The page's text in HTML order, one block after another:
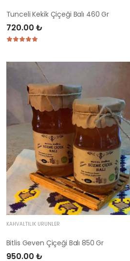
Tunceli Kekik Çiçeği Balı 460 Gr
720.00 ₺
KAHVALTILIK ÜRÜNLER
Bitlis Geven Çiçeği Balı 850 Gr
950.00 ₺